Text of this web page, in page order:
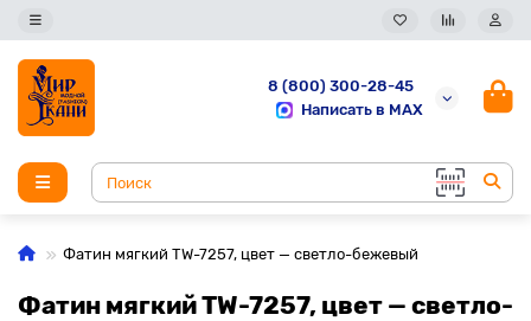
8 (800) 300-28-45
Написать в MAX
Фатин мягкий TW-7257, цвет — светло-бежевый
Фатин мягкий TW-7257, цвет — светло-